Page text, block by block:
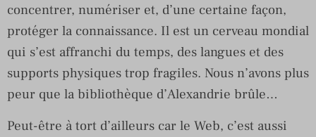
concentrer, numériser et, d’une certaine façon,
protéger la connaissance. Il est un cerveau mondial
qui s’est affranchi du temps, des langues et des
supports physiques trop fragiles. Nous n’avons plus
peur que la bibliothèque d’Alexandrie brûle…
Peut-être à tort d’ailleurs car le Web, c’est aussi